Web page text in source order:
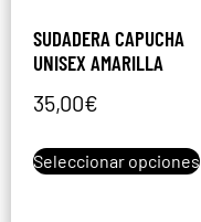
SUDADERA CAPUCHA
UNISEX AMARILLA
35,00€
Seleccionar opciones